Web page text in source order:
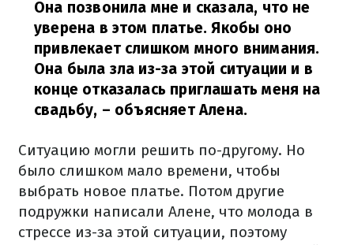
Она позвонила мне и сказала, что не
уверена в этом платье. Якобы оно
привлекает слишком много внимания.
Она была зла из-за этой ситуации и в
конце отказалась приглашать меня на
свадьбу, – объясняет Алена.
Ситуацию могли решить по-другому. Но
было слишком мало времени, чтобы
выбрать новое платье. Потом другие
подружки написали Алене, что молода в
стрессе из-за этой ситуации, поэтому